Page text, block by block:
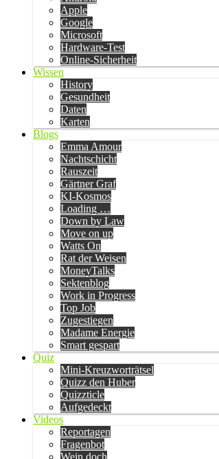
Apple
Google
Microsoft
Hardware-Test
Online-Sicherheit
Wissen
History
Gesundheit
Daten
Karten
Blogs
Emma Amour
Nachtschicht
Rauszeit
Gärtner Graf
KI-Kosmos
Loading …
Down by Law
Move on up
Watts On
Rat der Weisen
MoneyTalks
Sektenblog
Work in Progress
Top Job
Zugestiegen
Madame Energie
Smart gespart
Quiz
Mini-Kreuzworträtsel
Quizz den Huber
Quizzticle
Aufgedeckt
Videos
Reportagen
Fragenbot
Wein doch